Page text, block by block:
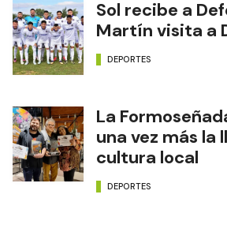
Sol recibe a
Martín visita a
DEPORTES
La
una vez más la
cultura local
DEPORTES